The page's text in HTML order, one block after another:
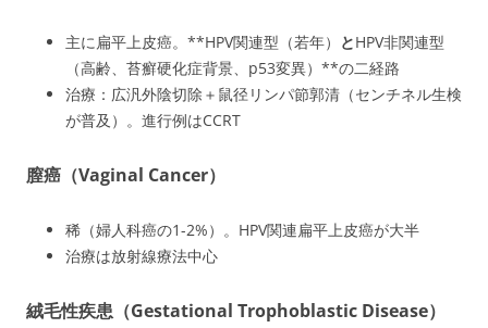
主に扁平上皮癌。**HPV関連型（若年） とHPV非関連型
（高齢、苔癬硬化症背景、p53変異）**の二経路
治療：広汎外陰切除＋鼠径リンパ節郭清（センチネル生検
が普及）。進行例はCCRT
膣癌（Vaginal Cancer）
稀（婦人科癌の1-2%）。HPV関連扁平上皮癌が大半
治療は放射線療法中心
絨毛性疾患（Gestational Trophoblastic Disease）